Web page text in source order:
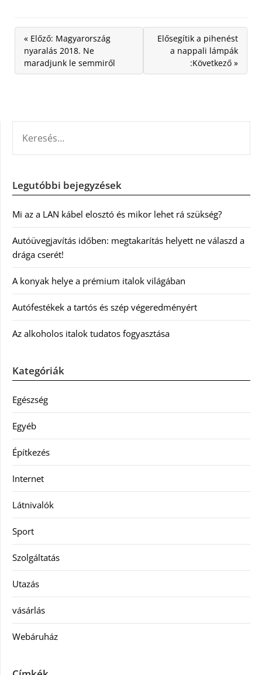
« Előző: Magyarország
nyaralás 2018. Ne
maradjunk le semmiről
Elősegítik a pihenést
a nappali lámpák
:Következő »
Legutóbbi bejegyzések
Mi az a LAN kábel elosztó és mikor lehet rá szükség?
Autóüvegjavítás időben: megtakarítás helyett ne válaszd a
drága cserét!
A konyak helye a prémium italok világában
Autófestékek a tartós és szép végeredményért
Az alkoholos italok tudatos fogyasztása
Kategóriák
Egészség
Egyéb
Építkezés
Internet
Látnivalók
Sport
Szolgáltatás
Utazás
vásárlás
Webáruház